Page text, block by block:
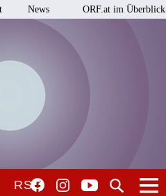
News ORF.at im Überblick
RSO